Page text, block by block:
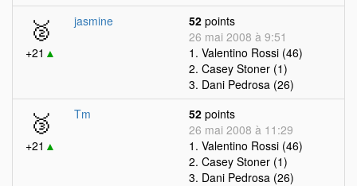
🥈
+21 ▲
jasmine 52 points
26 mai 2008 à 9:51
1. Valentino Rossi (46)
2. Casey Stoner (1)
3. Dani Pedrosa (26)
🥉
+21 ▲
Tm 52 points
26 mai 2008 à 11:29
1. Valentino Rossi (46)
2. Casey Stoner (1)
3. Dani Pedrosa (26)